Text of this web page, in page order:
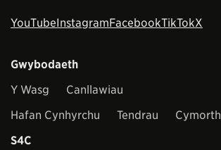
YouTubeInstagramFacebookTikTokX
Gwybodaeth
Y Wasg
Canllawiau
Hafan Cynhyrchu
Tendrau
Cymorth
S4C